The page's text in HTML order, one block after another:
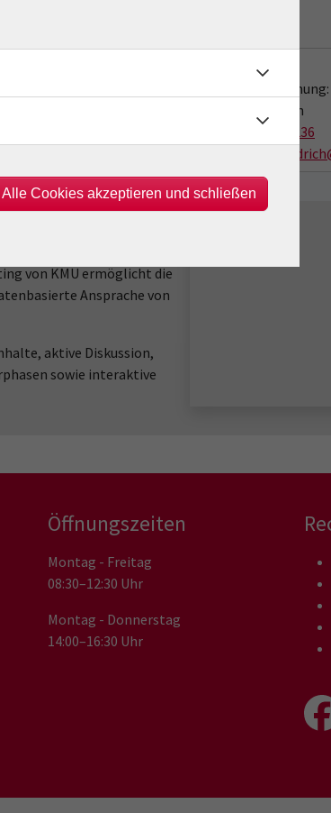
Stories, Reels, Live)
Inhalte
Accounts
moderner
von KMU ermöglicht die
Ansprache von
aktive Diskussion,
sowie interaktive
Kontakt:
Fragen zur Buchung:
Jürgen Friedrich
02861/939-236
Öffnungszeiten
Montag - Freitag
08:30–12:30 Uhr
Montag - Donnerstag
14:00–16:30 Uhr
Alle Cookies akzeptieren und schließen